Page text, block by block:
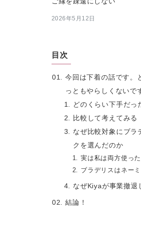
2026年5月12日
目次
今回は下着の話です。
っともやらしくないで
どのくらい下手だっ
比較して考えてみる
なぜ比較対象にブラ
クを選んだのか
実は私は両方使っ
ブラデリスはネー
なぜKiyaが事業撤退
結論！